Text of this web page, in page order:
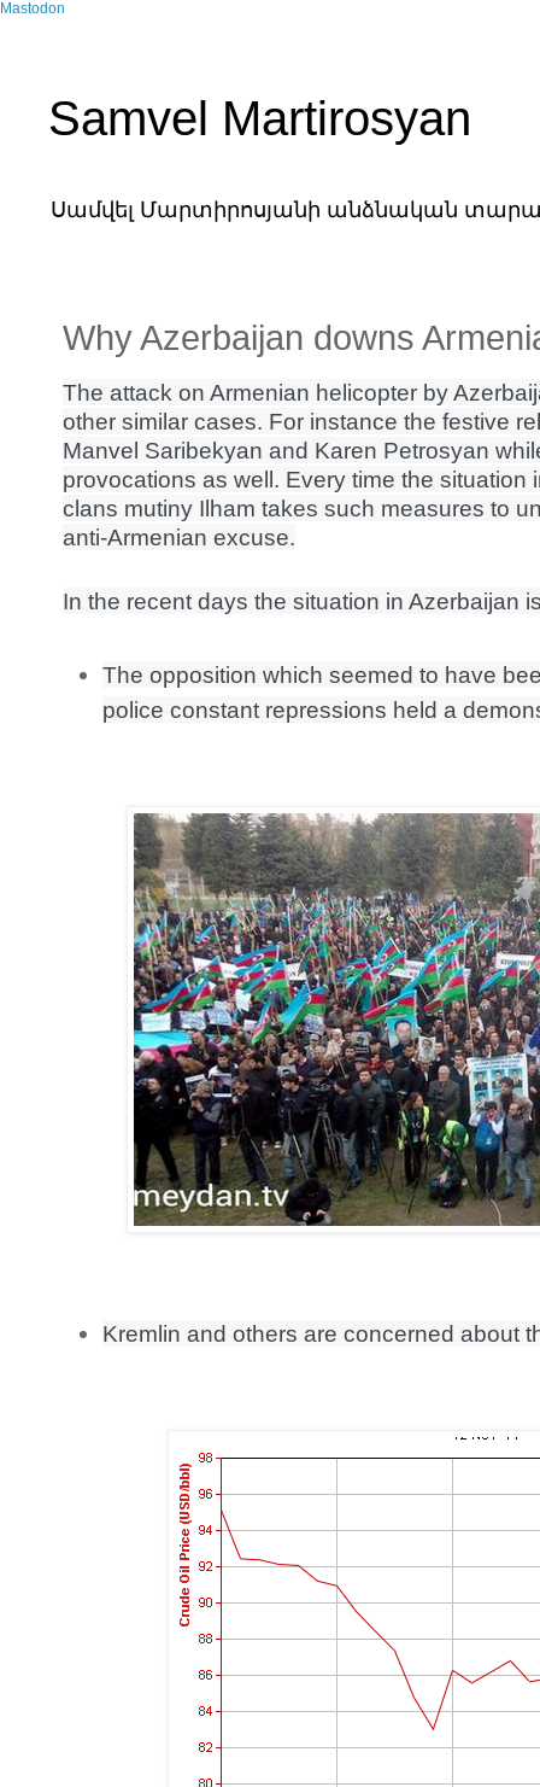
Mastodon
Samvel Martirosyan
Սամվել Մարտիրոսյանի անձնական
Why Azerbaijan downs
The attack on Armenian helicopter by
other similar cases. For instance the festive
Manvel Saribekyan and Karen Petrosyan
provocations as well. Every time the
clans mutiny Ilham takes such measures to
anti-Armenian excuse.
In the recent days the situation in Azerbaijan
The opposition which seemed to have
police constant repressions held a
Kremlin and others are concerned about